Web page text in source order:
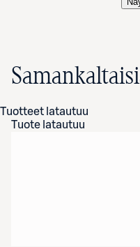
Tuotteet latautuu
Tuote latautuu